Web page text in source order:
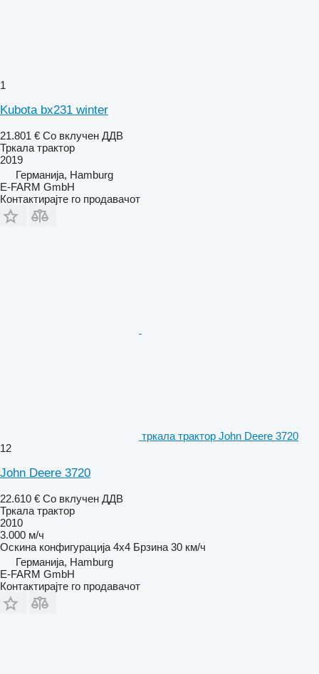
1
Kubota bx231 winter
21.801 € Со вклучен ДДВ
Тркала трактор
2019
Германија, Hamburg
E-FARM GmbH
Контактирајте го продавачот
тркала трактор John Deere 3720
12
John Deere 3720
22.610 € Со вклучен ДДВ
Тркала трактор
2010
3.000 м/ч
Оскина конфигурација 4x4 Брзина 30 км/ч
Германија, Hamburg
E-FARM GmbH
Контактирајте го продавачот